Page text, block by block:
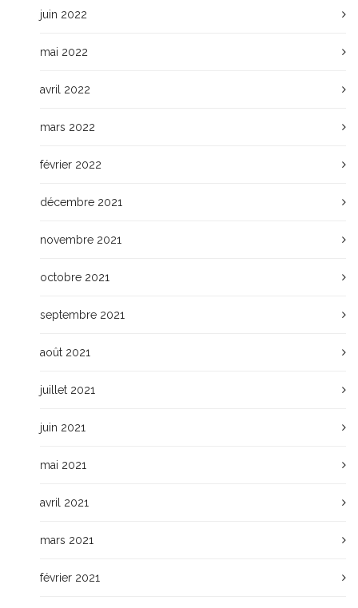
juin 2022
mai 2022
avril 2022
mars 2022
février 2022
décembre 2021
novembre 2021
octobre 2021
septembre 2021
août 2021
juillet 2021
juin 2021
mai 2021
avril 2021
mars 2021
février 2021